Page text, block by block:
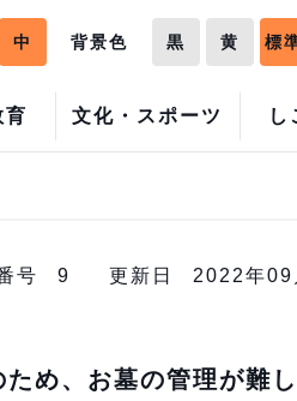
育 文化・スポーツ し
中 背景色 黒 黄 標
号 9 更新日 2022年09
め、お墓の管理が難